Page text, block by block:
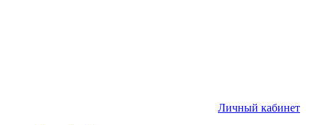
Личный кабинет